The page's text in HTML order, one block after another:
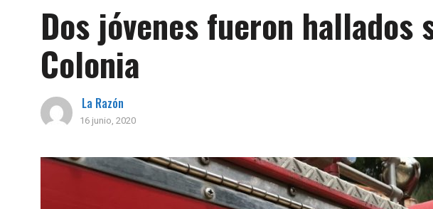
Dos jóvenes fueron hallados
Colonia
La Razón
16 junio, 2020